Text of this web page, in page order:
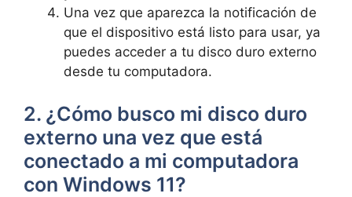
Una vez que aparezca la notificación de
que el dispositivo está listo para usar, ya
puedes acceder a tu disco duro externo
desde tu computadora.
2. ¿Cómo busco mi disco duro
externo una vez que está
conectado a mi computadora
con Windows 11?